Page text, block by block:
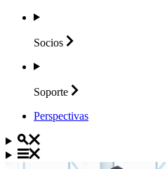
Socios
Soporte
Perspectivas